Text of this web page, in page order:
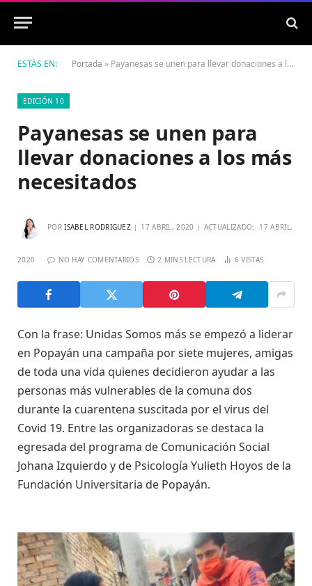
ESTÁS EN: Portada » Payanesas se unen para llevar donaciones a los más necesitados
EDICIÓN 10
Payanesas se unen para
llevar donaciones a los más
necesitados
POR ISABEL RODRIGUEZ 17 ABRIL, 2020 ACTUALIZADO: 17 ABRIL,
2020 NO HAY COMENTARIOS 2 MINS LECTURA 6VISTAS
Con la frase: Unidas Somos más se empezó a liderar
en Popayán una campaña por siete mujeres, amigas
de toda una vida quienes decidieron ayudar a las
personas más vulnerables de la comuna dos
durante la cuarentena suscitada por el virus del
Covid 19. Entre las organizadoras se destaca la
egresada del programa de Comunicación Social
Johana Izquierdo y de Psicología Yulieth Hoyos de la
Fundación Universitaria de Popayán.